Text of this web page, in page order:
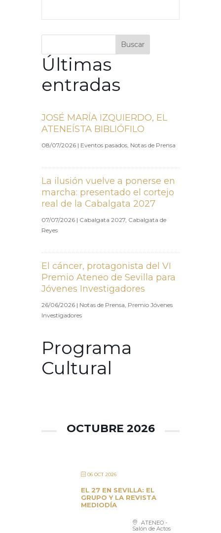
Buscar
Últimas
entradas
JOSÉ MARÍA IZQUIERDO, EL
ATENEÍSTA BIBLIÓFILO
08/07/2026 | Eventos pasados, Notas de Prensa
La ilusión vuelve a ponerse en
marcha: presentado el cortejo
real de la Cabalgata 2027
07/07/2026 | Cabalgata 2027, Cabalgata de
Reyes
El cáncer, protagonista del VI
Premio Ateneo de Sevilla para
Jóvenes Investigadores
26/06/2026 | Notas de Prensa, Premio Jóvenes
Investigadores
Programa
Cultural
OCTUBRE 2026
06 OCT 2026
EL 27 EN SEVILLA: EL
GRUPO Y LA REVISTA
MEDIODÍA
ATENEO -
Salón de Actos